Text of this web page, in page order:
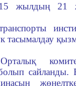
жылдың 21
тасымалдау
сайланды.